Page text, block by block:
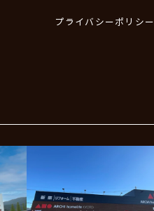
プライバシーポリシー